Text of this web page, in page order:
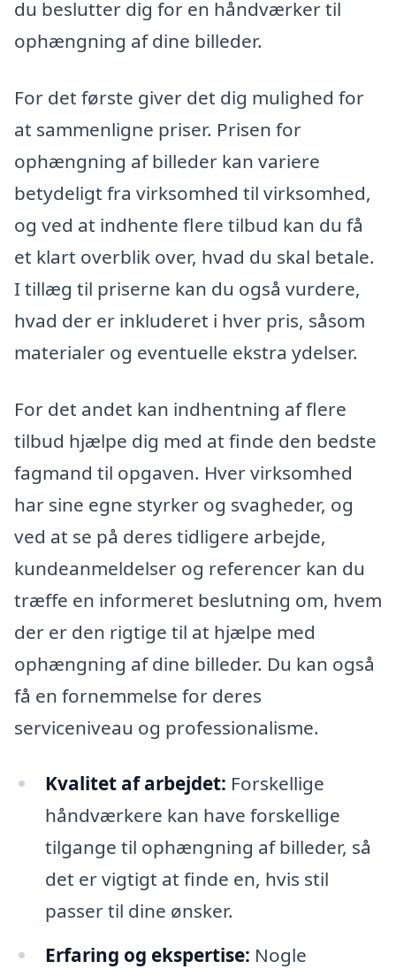
du beslutter dig for en håndværker til
ophængning af dine billeder.
For det første giver det dig mulighed for
at sammenligne priser. Prisen for
ophængning af billeder kan variere
betydeligt fra virksomhed til virksomhed,
og ved at indhente flere tilbud kan du få
et klart overblik over, hvad du skal betale.
I tillæg til priserne kan du også vurdere,
hvad der er inkluderet i hver pris, såsom
materialer og eventuelle ekstra ydelser.
For det andet kan indhentning af flere
tilbud hjælpe dig med at finde den bedste
fagmand til opgaven. Hver virksomhed
har sine egne styrker og svagheder, og
ved at se på deres tidligere arbejde,
kundeanmeldelser og referencer kan du
træffe en informeret beslutning om, hvem
der er den rigtige til at hjælpe med
ophængning af dine billeder. Du kan også
få en fornemmelse for deres
serviceniveau og professionalisme.
Kvalitet af arbejdet: Forskellige
håndværkere kan have forskellige
tilgange til ophængning af billeder, så
det er vigtigt at finde en, hvis stil
passer til dine ønsker.
Erfaring og ekspertise: Nogle